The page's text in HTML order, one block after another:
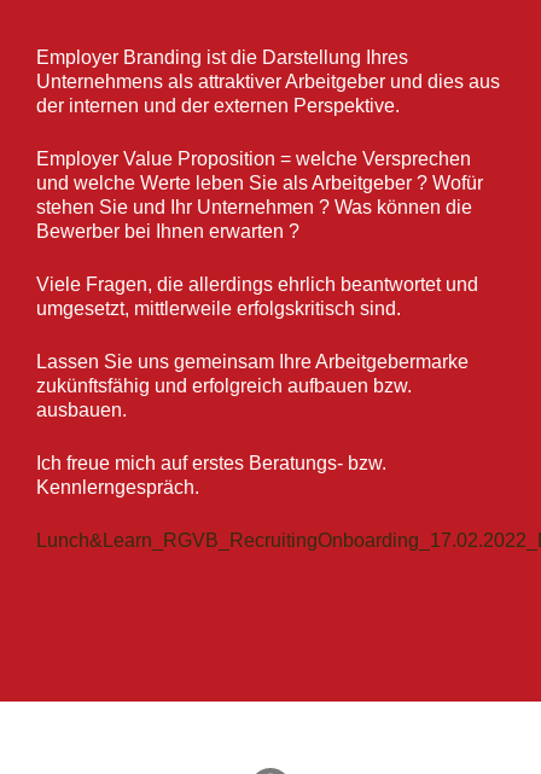
Employer Branding ist die Darstellung Ihres
Unternehmens als attraktiver Arbeitgeber und dies aus
der internen und der externen Perspektive.
Employer Value Proposition = welche Versprechen
und welche Werte leben Sie als Arbeitgeber ? Wofür
stehen Sie und Ihr Unternehmen ? Was können die
Bewerber bei Ihnen erwarten ?
Viele Fragen, die allerdings ehrlich beantwortet und
umgesetzt, mittlerweile erfolgskritisch sind.
Lassen Sie uns gemeinsam Ihre Arbeitgebermarke
zukünftsfähig und erfolgreich aufbauen bzw.
ausbauen.
Ich freue mich auf erstes Beratungs- bzw.
Kennlerngespräch.